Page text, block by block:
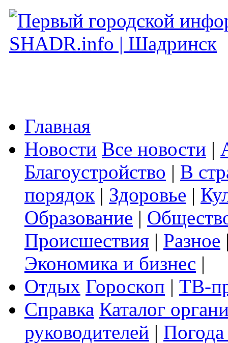
Главная
Новости Все новости |
Благоустройство | В
порядок | Здоровье |
Образование |
Происшествия | Разное
Экономика и бизнес |
Отдых Гороскоп | ТВ-
Справка Каталог
руководителей |